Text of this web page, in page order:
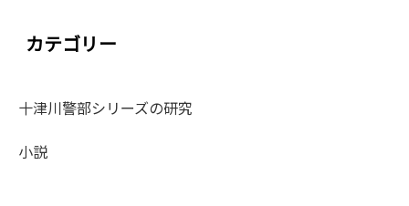
カテゴリー
十津川警部シリーズの研究
小説